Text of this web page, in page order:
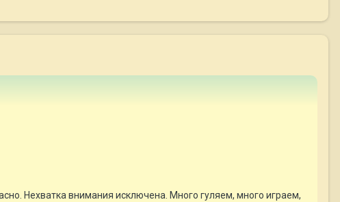
Нехватка внимания исключена. Много гуляем, много играем,